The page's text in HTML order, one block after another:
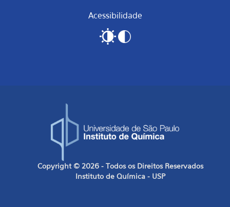
Acessibilidade
Copyright © 2026 - Todos os Direitos Reservados
Instituto de Química - USP